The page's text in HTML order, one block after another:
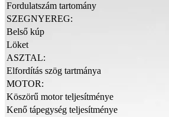
Fordulatszám tartomány
SZEGNYEREG:
Belső kúp
Löket
ASZTAL:
Elfordítás szög tartmánya
MOTOR:
Köszörű motor teljesítménye
Kenő tápegység teljesítménye